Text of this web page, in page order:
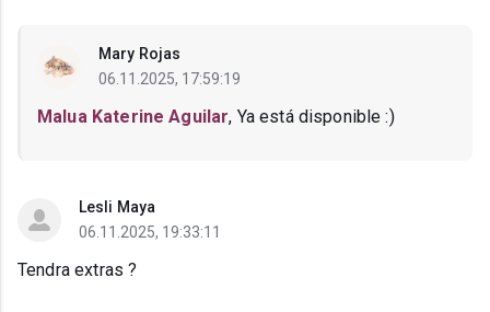
Mary Rojas
06.11.2025, 17:59:19
Malua Katerine Aguilar, Ya está disponible :)
Lesli Maya
06.11.2025, 19:33:11
Tendra extras ?